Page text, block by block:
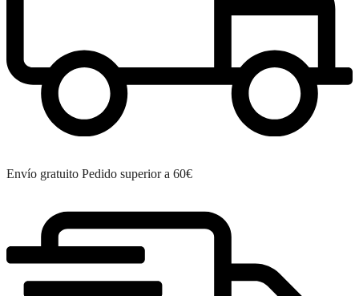
Envío gratuito Pedido superior a 60€